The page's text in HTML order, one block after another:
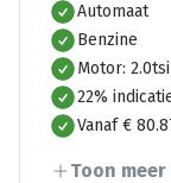
Automaat
Benzine
Motor: 2.0tsi
22%
Vanaf €
Toon